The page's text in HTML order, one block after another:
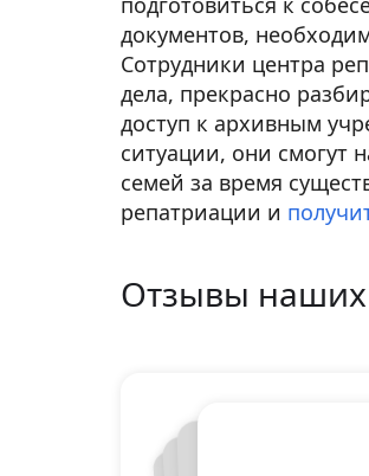
документов,
Сотрудники центра
дела, прекрасно
доступ к архивным
ситуации, они смогут
семей за время
репатриации и
Отзывы наших